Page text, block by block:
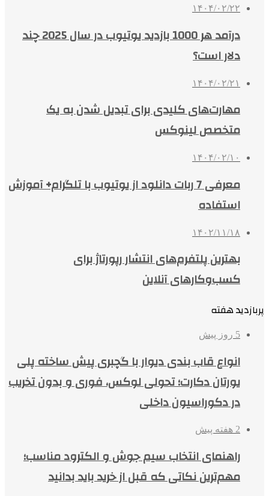
۱۴۰۴/۰۲/۲۲
درآمد هر 1000 بازدید یوتیوب در سال 2025 چند
دلار است؟
۱۴۰۴/۰۲/۲۱
مهارت‌های کلیدی برای تبدیل شدن به یک
متخصص لینوکس
۱۴۰۴/۰۲/۱۰
معرفی 7 ربات دانلود از یوتیوب با تلگرام+ آموزش
استفاده
۱۴۰۲/۱۱/۱۸
بهترین پلتفرم‌های انتشار رپورتاژ برای
کسب‌وکارهای آنلاین
پربازدید هفته
5 روز پیش
انواع قاب بندی دیوار با گچبری پیش ساخته پلی
یورتان دکارت؛ تحولی لوکس، فوری و بدون تخریب
در دکوراسیون داخلی
2 هفته پیش
راهنمای انتخاب سیم جوش و الکترود مناسب؛
مهم‌ترین نکاتی که قبل از خرید باید بدانید